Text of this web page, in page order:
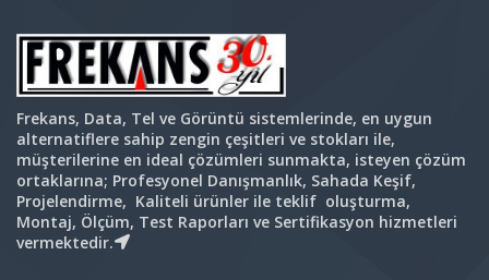
Frekans, Data, Tel ve Görüntü sistemlerinde, en uygun
alternatiflere sahip zengin çeşitleri ve stokları ile,
müşterilerine en ideal çözümleri sunmakta, isteyen çözüm
ortaklarına; Profesyonel Danışmanlık, Sahada Keşif,
Projelendirme, Kaliteli ürünler ile teklif oluşturma,
Montaj, Ölçüm, Test Raporları ve Sertifikasyon hizmetleri
vermektedir.